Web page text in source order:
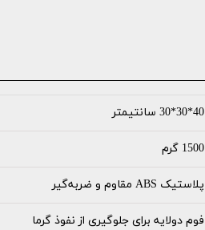
40*30*30 سانتیمتر
1500 گرم
پلاستیک ABS مقاوم و ضربه‌گیر
فوم دولایه برای جلوگیری از نفوذ گرما